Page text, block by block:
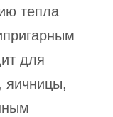
тепла
для
яичницы,